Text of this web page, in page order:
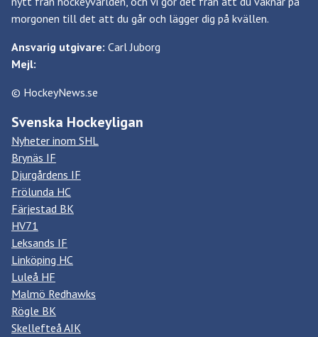
morgonen till det att du går och lägger dig på kvällen.
Ansvarig utgivare: Carl Juborg
Mejl:
© HockeyNews.se
Svenska Hockeyligan
Nyheter inom SHL
Brynäs IF
Djurgårdens IF
Frölunda HC
Färjestad BK
HV71
Leksands IF
Linköping HC
Luleå HF
Malmö Redhawks
Rögle BK
Skellefteå AIK